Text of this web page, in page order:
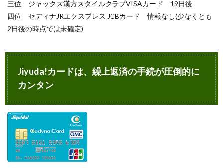
三位 ジャックス漢方スタイルクラブVISAカード 19日後
四位 セディナJRエクスプレス JCBカード 情報なし(少なくとも
2日後の時点では未確定)
Jiyuda!カードは、繰上返済の手続が圧倒的に
カンタン